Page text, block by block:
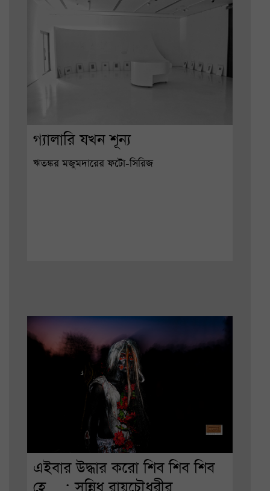
গ্যালারি যখন শূন্য
ঋতঙ্কর মজুমদারের ফটো-সিরিজ
এইবার উদ্ধার করো শিব শিব শিব